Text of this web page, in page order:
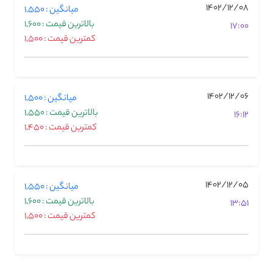
1402/12/08
17:00
میانگین : 1,550
بالاترین قیمت : 1,600
کمترین قیمت : 1,500
1402/12/06
16:12
میانگین : 1,500
بالاترین قیمت : 1,550
کمترین قیمت : 1,450
1402/12/05
13:51
میانگین : 1,550
بالاترین قیمت : 1,600
کمترین قیمت : 1,500